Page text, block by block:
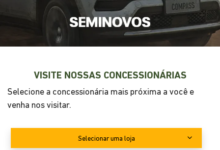
VISITE NOSSAS CONCESSIONÁRIAS